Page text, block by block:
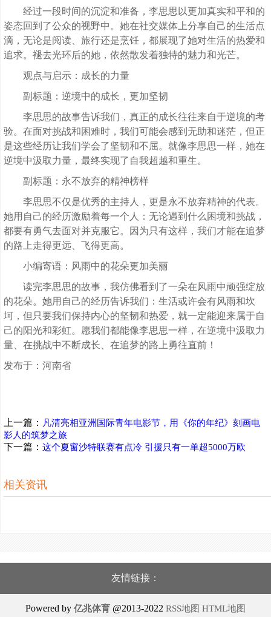
经过一段时间的沉淀和准备，李思思以更加真实和平和的
姿态回到了公众的视野中。她在社交媒体上分享自己的生活点
滴，无论是阅读、旅行还是烹饪，都展现了她对生活的热爱和
追求。褪去光环后的她，依然散发着独特的魅力和光芒。
观点与启示：成长的力量
副标题：逆境中的成长，更加坚韧
李思思的故事告诉我们，真正的成长往往来自于逆境的考
验。在面对挑战和困难时，我们可能会感到无助和迷茫，但正
是这些经历让我们学会了坚韧和不屈。就像李思思一样，她在
逆境中汲取力量，最终实现了自我超越和重生。
副标题：永不放弃的精神榜样
李思思不仅是优秀的主持人，更是永不放弃精神的代表。
她用自己的经历激励着每一个人：无论遇到什么困境和挑战，
都要有勇气去面对并克服它。因为只有这样，我们才能在追梦
的路上走得更远、飞得更高。
小编寄语：风雨中的花朵更加美丽
读完李思思的故事，我仿佛看到了一朵在风雨中顽强绽放
的花朵。她用自己的经历告诉我们：生活或许会有风雨和坎
坷，但只要我们保持内心的坚韧和热爱，就一定能迎来属于自
己的阳光和彩虹。愿我们都能像李思思一样，在逆境中汲取力
量、在挑战中不断成长、在追梦的路上勇往直前！
发布于：河南省
上一篇：
凡清亮相亚洲国际青年电影节，用《你的年纪》刻画电
影人的筑梦之旅
下一篇： 这个夏窗沙特联赛有点冷 引援只有一单超5000万欧
相关资讯
友情链接：
Powered by 亿兆体育 @2013-2022 RSS地图 HTML地图